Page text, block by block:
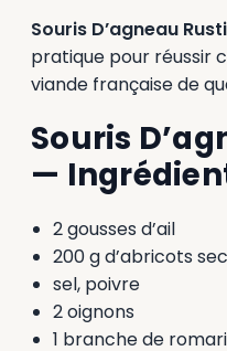
Souris D’agneau
pratique pour réussir
viande française de
Souris
—
2 gousses d’ail
200 g d’abricots
sel, poivre
2 oignons
1 branche de